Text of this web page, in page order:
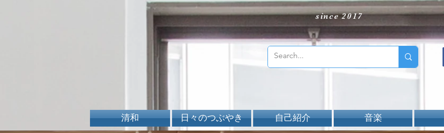
since 2017
清和 日々のつぶやき 自己紹介 音楽